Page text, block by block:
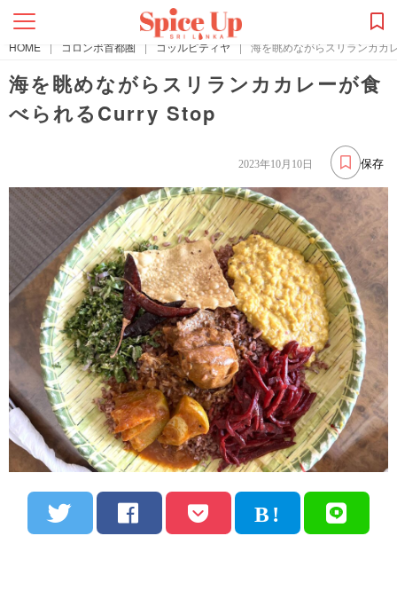
HOME | コロンボ首都圏 | コッルピティヤ | 海を眺めながらスリランカカ
海を眺めながらスリランカカレーが食
べられるCurry Stop
保存
2023年10月10日